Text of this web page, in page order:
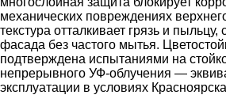
механических повреждениях
текстура отталкивает грязь и пыльцу,
фасада без частого мытья.
подтверждена испытаниями на
непрерывного УФ-облучения —
эксплуатации в условиях